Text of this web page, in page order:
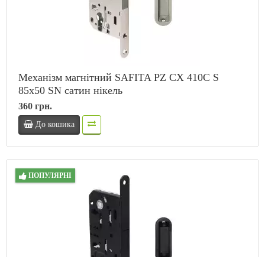
Механізм магнітний SAFITA PZ CX 410C S
85x50 SN сатин нікель
360 грн.
До кошика
ПОПУЛЯРНІ